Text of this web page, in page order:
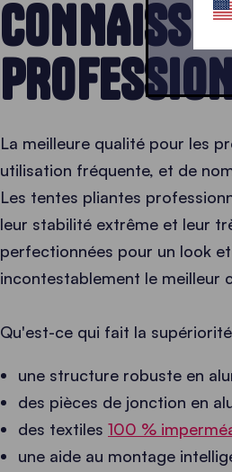
La meilleure qualité pour les
utilisation fréquente, et de
Les tentes pliantes
leur stabilité extrême et leur
perfectionnées pour un look
incontestablement le meilleur
Qu'est-ce qui fait la
une structure robuste en
des pièces de jonction en
des textiles 100 %
une aide au montage